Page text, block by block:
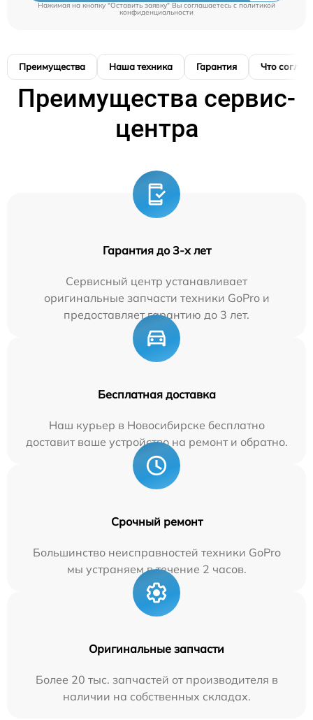
Нажимая на кнопку "Оставить заявку" Вы соглашаетесь c политикой
конфиденциальности
Преимущества Наша техника Гарантия Что
Преимущества сервис-
центра
Гарантия до 3-х лет
Сервисный центр устанавливает
оригинальные запчасти техники GoPro и
предоставляет гарантию до 3 лет.
Бесплатная доставка
Наш курьер в Новосибирске бесплатно
доставит ваше устройство на ремонт и обратно.
Срочный ремонт
Большинство неисправностей техники GoPro
мы устраняем в течение 2 часов.
Оригинальные запчасти
Более 20 тыс. запчастей от производителя в
наличии на собственных складах.